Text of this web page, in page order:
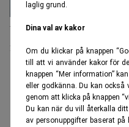
laglig grund.
Dina val av kakor
Om du klickar på knappen
till att vi använder kakor för
knappen “Mer information”
eller godkänna. Du kan
genom att klicka på knappen
Du kan när du vill återkalla
av personuppgifter baserat
Wigge & Partners
från Visma
ANNONS